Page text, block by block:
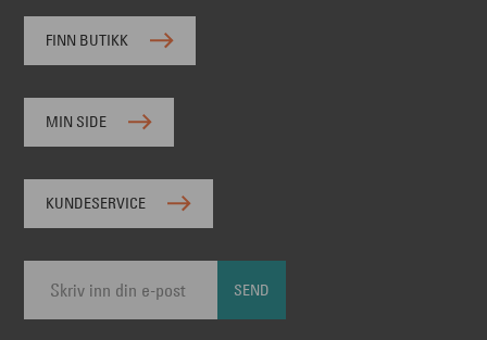
FINN BUTIKK
MIN SIDE
KUNDESERVICE
SEND